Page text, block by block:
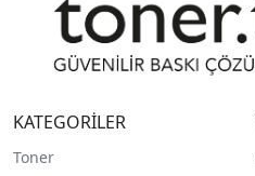
KATEGORİLER
Toner